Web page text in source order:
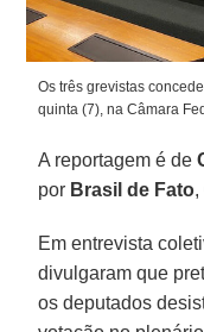
Os três grevistas
quinta (7), na Câmara
A reportagem é de
por Brasil de Fato,
Em entrevista
divulgaram que
os deputados